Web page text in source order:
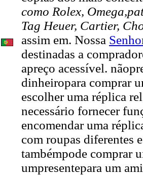
como Rolex,
Tag Heuer, Cartier,
assim em. Nossa
destinadas a
apreço acessível.
dinheiropara comprar
escolher uma réplica
necessário fornecer
encomendar uma
com roupas diferentes
tambémpode comprar
umpresentepara um